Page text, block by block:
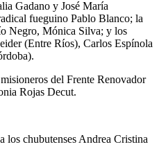
(Entre Ríos), Carlos Espínola
del Frente Renovador
Rojas Decut.